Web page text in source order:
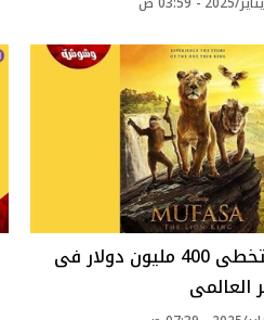
"Mufasa" يتخطى 400 مليون دولار فى
العالمى